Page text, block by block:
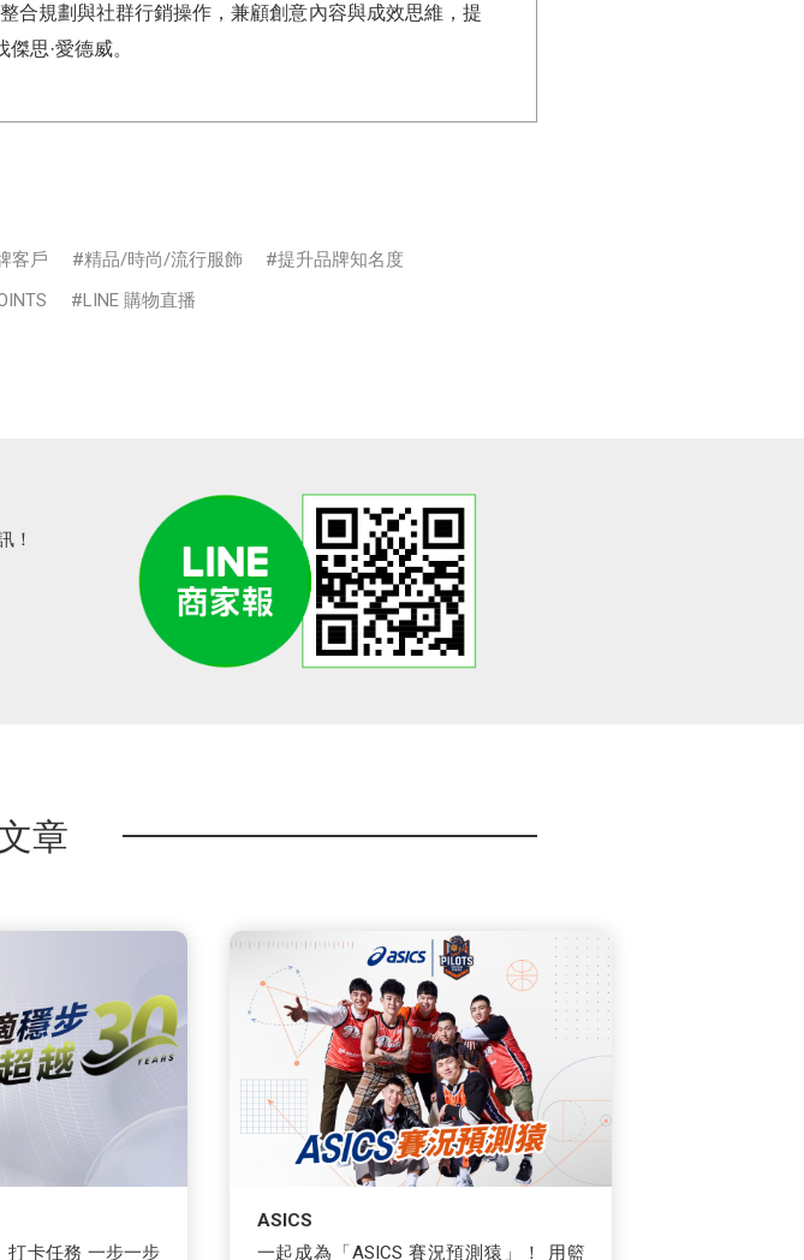
合規劃與社群行銷操作，兼顧創意內容與成效思維，提
思·愛德威。
客戶 精品/時尚/流行服飾
提升品牌知名度
LINE 購物直播
！
章
打卡任務 一步一步
ASICS
一起成為「ASICS 賽況預測猿」！ 用籃